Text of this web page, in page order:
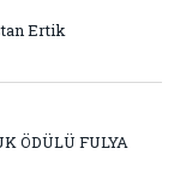
Ertik
ÖDÜLÜ FULYA